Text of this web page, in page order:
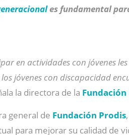
es fundamental
en actividades con jóvenes
jóvenes con discapacidad
la directora de la Fundación
general de Fundación Prodis
para mejorar su calidad de